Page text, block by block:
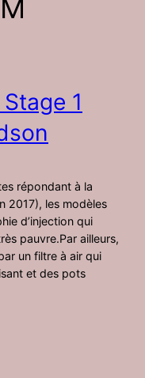
1
répondant à la
2017), les modèles
d’injection qui
pauvre.Par ailleurs,
un filtre à air qui
et des pots